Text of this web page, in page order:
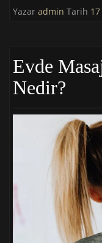
Yazar admin Tarih
Evde
Nedir?